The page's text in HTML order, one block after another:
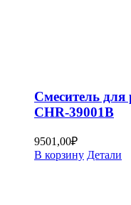
Смеситель
CHR-39001B
9501,00₽
В корзину Детали